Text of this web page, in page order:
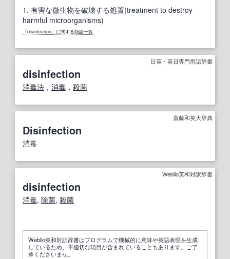
1. 有害な微生物を破壊する処置(treatment to destroy
harmful microorganisms)
「disinfection」に関する類語一覧
日英・英日専門用語辞書
disinfection
消毒法 ， 消毒 ， 殺菌
斎藤和英大辞典
Disinfection
消毒
Weblio英和対訳辞書
disinfection
消毒, 除菌, 殺菌
Weblio英和対訳辞書はプログラムで機械的に意味や英語表現を生成
しているため、不適切な項目が含まれていることもあります。ご了
承くださいませ。